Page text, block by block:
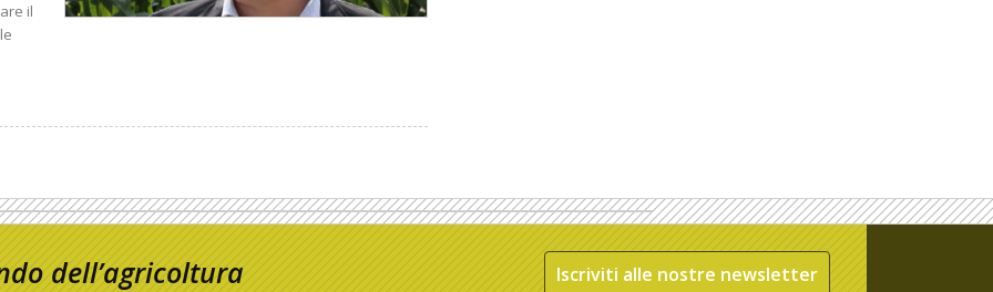
il
dell’agricoltura Iscriviti alle nostre newsletter